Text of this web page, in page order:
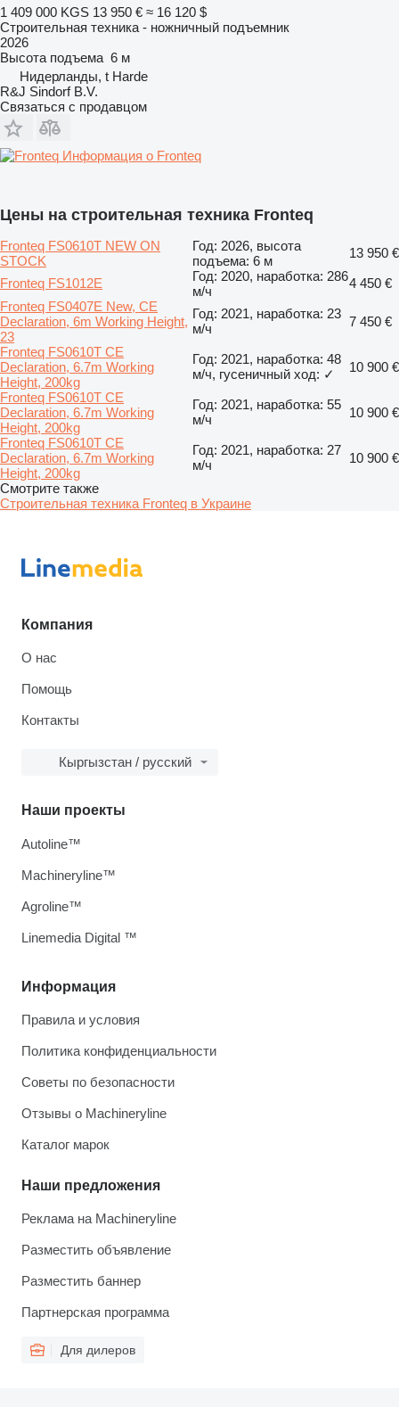
1 409 000 KGS 13 950 € ≈ 16 120 $
Строительная техника - ножничный подъемник
2026
Высота подъема 6 м
Нидерланды, t Harde
R&J Sindorf B.V.
Связаться с продавцом
Информация о Fronteq
Цены на строительная техника Fronteq
Fronteq FS0610T NEW ON
STOCK
Год: 2026, высота
подъема: 6 м
13 950 €
Fronteq FS1012E
Год: 2020, наработка: 286
м/ч
4 450 €
Fronteq FS0407E New, CE
Declaration, 6m Working Height,
23
Год: 2021, наработка: 23
м/ч
7 450 €
Fronteq FS0610T CE
Declaration, 6.7m Working
Height, 200kg
Год: 2021, наработка: 48
м/ч, гусеничный ход: ✓
10 900 €
Fronteq FS0610T CE
Declaration, 6.7m Working
Height, 200kg
Год: 2021, наработка: 55
м/ч
10 900 €
Fronteq FS0610T CE
Declaration, 6.7m Working
Height, 200kg
Год: 2021, наработка: 27
м/ч
10 900 €
Смотрите также
Строительная техника Fronteq в Украине
Компания
О нас
Помощь
Контакты
Кыргызстан / русский
Информация
Правила и условия
Политика конфиденциальности
Советы по безопасности
Отзывы о Machineryline
Каталог марок
Наши предложения
Реклама на Machineryline
Разместить объявление
Разместить баннер
Партнерская программа
Для дилеров
Наши проекты
Autoline™
Machineryline™
Agroline™
Linemedia Digital ™